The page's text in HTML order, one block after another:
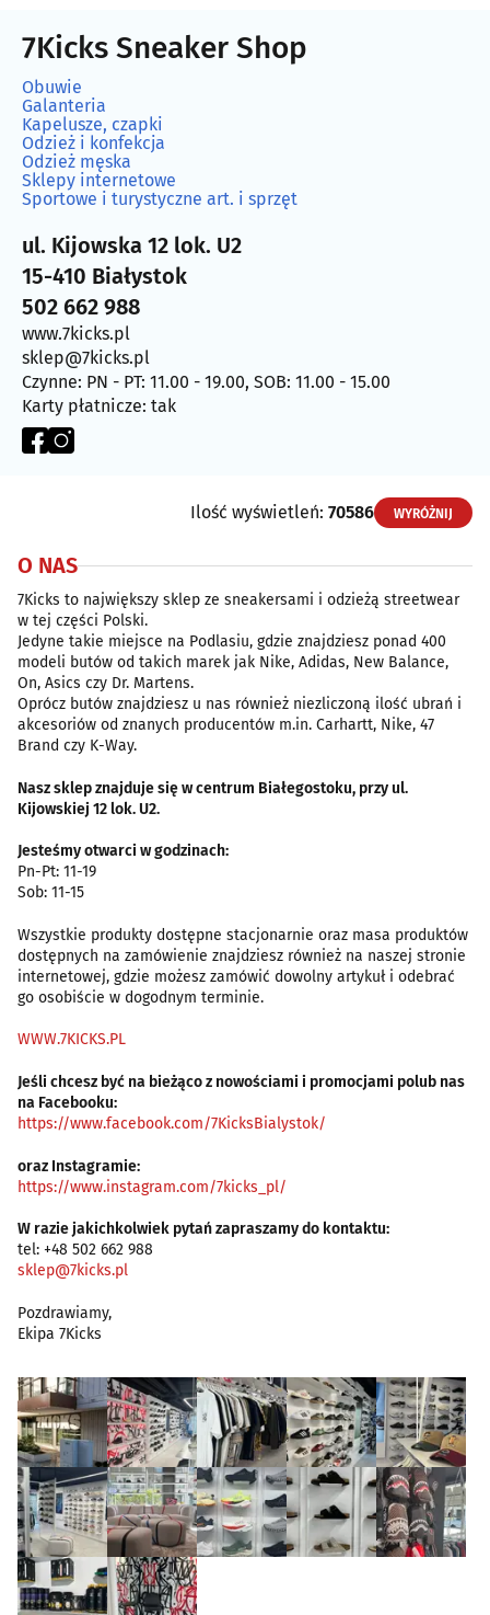
7Kicks Sneaker Shop
Obuwie
Galanteria
Kapelusze, czapki
Odzież i konfekcja
Odzież męska
Sklepy internetowe
Sportowe i turystyczne art. i sprzęt
ul. Kijowska 12 lok. U2
15-410 Białystok
502 662 988
www.7kicks.pl
sklep@7kicks.pl
Czynne: PN - PT: 11.00 - 19.00, SOB: 11.00 - 15.00
Karty płatnicze: tak
Ilość wyświetleń: 70586 WYRÓŻNIJ
O NAS
7Kicks to największy sklep ze sneakersami i odzieżą streetwear
w tej części Polski.
Jedyne takie miejsce na Podlasiu, gdzie znajdziesz ponad 400
modeli butów od takich marek jak Nike, Adidas, New Balance,
On, Asics czy Dr. Martens.
Oprócz butów znajdziesz u nas również niezliczoną ilość ubrań i
akcesoriów od znanych producentów m.in. Carhartt, Nike, 47
Brand czy K-Way.
Nasz sklep znajduje się w centrum Białegostoku, przy ul.
Kijowskiej 12 lok. U2.
Jesteśmy otwarci w godzinach:
Pn-Pt: 11-19
Sob: 11-15
Wszystkie produkty dostępne stacjonarnie oraz masa produktów
dostępnych na zamówienie znajdziesz również na naszej stronie
internetowej, gdzie możesz zamówić dowolny artykuł i odebrać
go osobiście w dogodnym terminie.
WWW.7KICKS.PL
Jeśli chcesz być na bieżąco z nowościami i promocjami polub nas
na Facebooku:
https://www.facebook.com/7KicksBialystok/
oraz Instagramie:
https://www.instagram.com/7kicks_pl/
W razie jakichkolwiek pytań zapraszamy do kontaktu:
tel: +48 502 662 988
sklep@7kicks.pl
Pozdrawiamy,
Ekipa 7Kicks